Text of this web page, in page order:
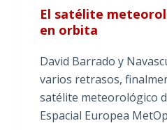
El satélite
en orbita
David Barrado y
varios retrasos,
satélite meteorológico
Espacial Europea